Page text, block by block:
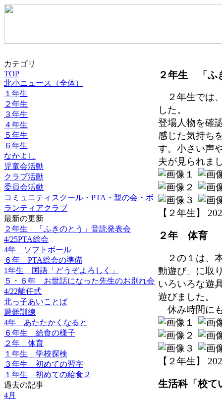
カテゴリ
TOP
北小ニュース（全体）
１年生
２年生
３年生
４年生
５年生
６年生
なかよし
児童会活動
クラブ活動
委員会活動
コミュニティスクール・PTA・親の会・ボ
ランティアクラブ
最新の更新
２年生 「ふきのとう」音読発表会
4/25PTA総会
4年 ソフトボール
６年 PTA総会の準備
1年生 国語「どうぞよろしく」
５・６年 お世話になった先生のお別れ会
4/22離任式
北っ子あいことば
避難訓練
4年 あたたかくなると
６年生 給食の様子
２年 体育
１年生 学校探検
３年生 初めての習字
１年生 初めての給食２
過去の記事
4月
２年生 「ふ
２年生では
した。
登場人物を確
感じた気持ち
す。小さい声
夫が見られま
【２年生】
２年 体育
２の１は、
動遊び」に取
いろいろな遊
遊びました。
休み時間に
【２年生】
生活科「校て